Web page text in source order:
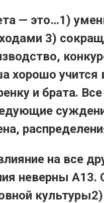
— это…1)
3)
хорошо
и брата.
на все
неверны А13.